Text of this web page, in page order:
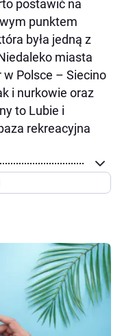
postawić na
punktem
była jedną z
miasta
w Polsce – Siecino
i nurkowie oraz
to Lubie i
rekreacyjna